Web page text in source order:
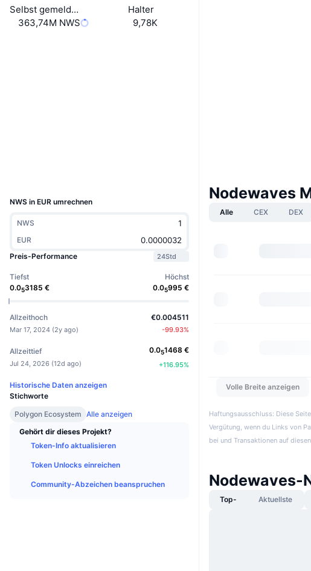
Selbst gemeldetes Umlaufangebot
363,74M NWS
Halter
9,78K
NWS in EUR umrechnen
NWS
EUR
Preis-Performance
24Std
Tiefst
0.053185 €
Höchst
0.05995 €
Allzeithoch
Mar 17, 2024 (2y ago)
€0.004511
-99.93%
Allzeittief
Jul 24, 2026 (12d ago)
0.051468 €
+116.95%
Historische Daten anzeigen
Stichworte
Polygon Ecosystem Alle anzeigen
Gehört dir dieses Projekt?
Token-Info aktualisieren
Token Unlocks einreichen
Community-Abzeichen beanspruchen
Nodewaves
Alle CEX DEX
Volle Breite anzeigen
Haftungsausschluss: Diese
Vergütung, wenn du Links von
bei und Transaktionen auf
Nodewaves-
Top- Aktuellste